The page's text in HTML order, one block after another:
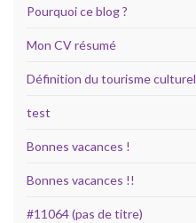
Pourquoi ce blog ?
Mon CV résumé
Définition du tourisme culturel
test
Bonnes vacances !
Bonnes vacances !!
#11064 (pas de titre)